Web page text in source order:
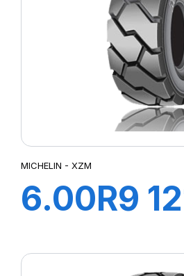
MICHELIN - XZM
6.00R9